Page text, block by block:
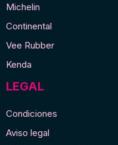
Michelin
Continental
Vee Rubber
Kenda
LEGAL
Condiciones
Aviso legal